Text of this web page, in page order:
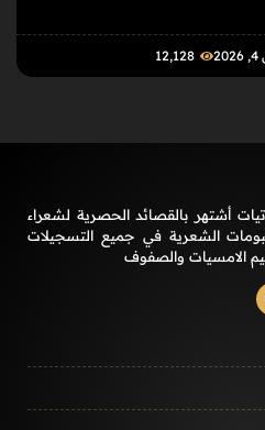
12٬128
أشتهر بالقصائد الحصرية لشعراء
الشعرية في جميع التسجيلات
الامسيات والصفوف